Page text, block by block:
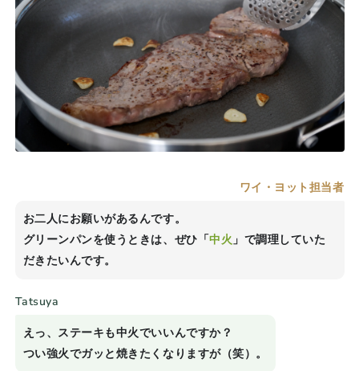
ワイ・ヨット担当者
お二人にお願いがあるんです。
グリーンパンを使うときは、ぜひ「中火 」で調理していた
だきたいんです。
Tatsuya
えっ、ステーキも中火でいいんですか？
つい強火でガッと焼きたくなりますが（笑）。